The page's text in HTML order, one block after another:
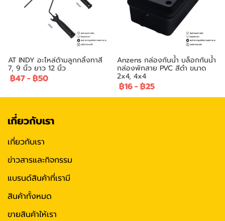
AT INDY อะไหล่ด้ามลูกกลิ้งทาสี
7, 9 นิ้ว ยาว 12 นิ้ว
฿47- ฿50
Anzens กล่องกันน้ำ บล็อกกันน้ำ
กล่องพักสาย PVC สีดำ ขนาด
2x4, 4x4
฿16- ฿25
เกี่ยวกับเรา
เกี่ยวกับเรา
ข่าวสารและกิจกรรม
แบรนด์สินค้าที่เรามี
สินค้าทั้งหมด
ขายสินค้าให้เรา